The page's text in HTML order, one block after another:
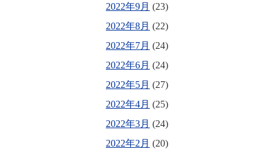
2022年9月 (23)
2022年8月 (22)
2022年7月 (24)
2022年6月 (24)
2022年5月 (27)
2022年4月 (25)
2022年3月 (24)
2022年2月 (20)